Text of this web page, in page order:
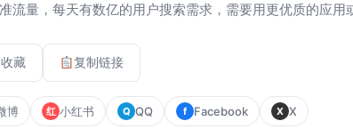
流量，每天有数亿的用户搜索需求，需要用更优质的应用
收藏 复制链接
博 红 小红书 Q QQ f Facebook X X